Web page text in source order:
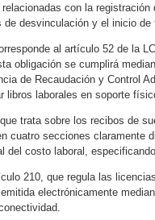
con la
desvinculación y el inicio de
al artículo 52 de la
obligación se cumplirá
de Recaudación y Control
libros laborales en soporte
trata sobre los recibos de
cuatro secciones claramente
del costo laboral,
210, que regula las
electrónicamente